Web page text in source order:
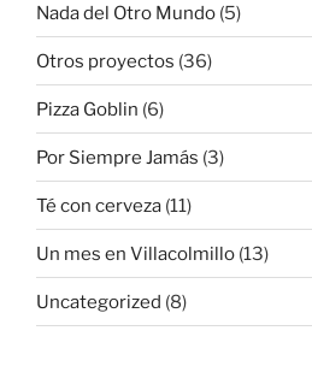
Nada del Otro Mundo (5)
Otros proyectos (36)
Pizza Goblin (6)
Por Siempre Jamás (3)
Té con cerveza (11)
Un mes en Villacolmillo (13)
Uncategorized (8)